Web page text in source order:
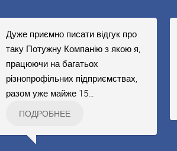
Дуже приємно писати відгук про
таку Потужну Компанію з якою я,
працюючи на багатьох
різнопрофільних підприємствах,
разом уже майже 15…
ПОДРОБНЕЕ